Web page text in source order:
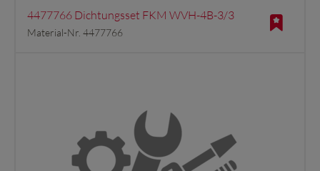
4477766 Dichtungsset FKM WVH-4B-3/3
Material-Nr. 4477766